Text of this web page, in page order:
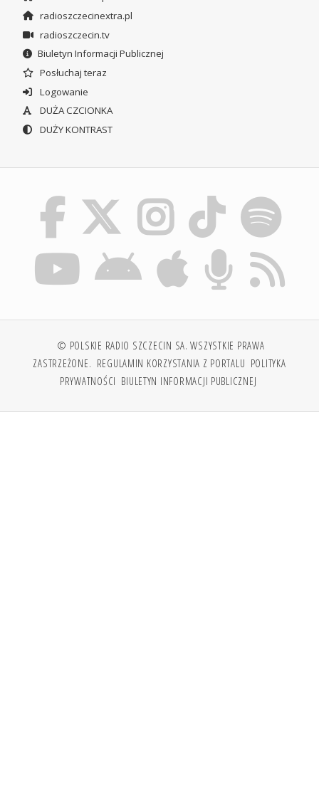
radioszczecinextra.pl
radioszczecin.tv
Biuletyn Informacji Publicznej
Posłuchaj teraz
Logowanie
DUŻA CZCIONKA
DUŻY KONTRAST
© POLSKIE RADIO SZCZECIN SA. WSZYSTKIE PRAWA
ZASTRZEŻONE. REGULAMIN KORZYSTANIA Z PORTALU POLITYKA
PRYWATNOŚCI BIULETYN INFORMACJI PUBLICZNEJ